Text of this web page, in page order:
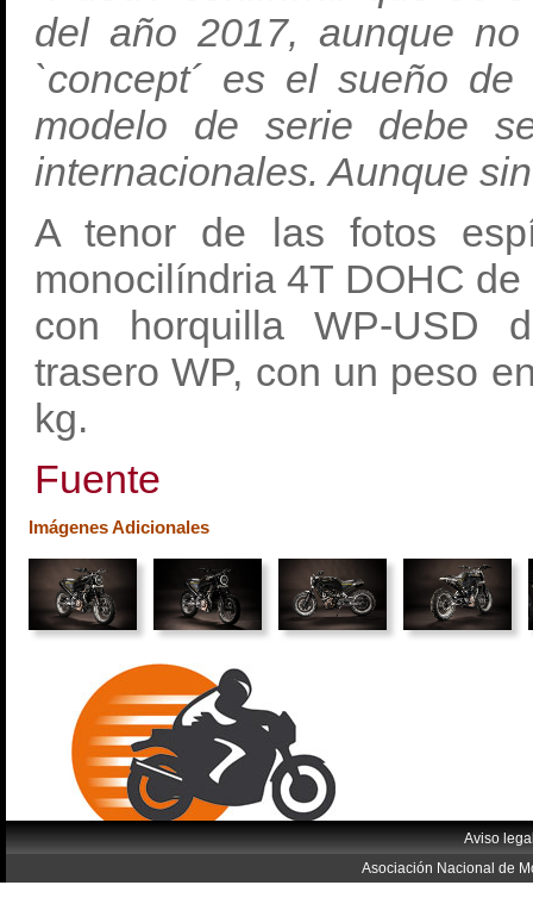
del año 2017, aunque
`concept´ es el sueño
modelo de serie debe
internacionales. Aunque
A tenor de las fotos
monocilíndria 4T DOHC
con horquilla WP-USD
trasero WP, con un peso
kg.
Fuente
Imágenes Adicionales
Aviso
Asociación Nacional de